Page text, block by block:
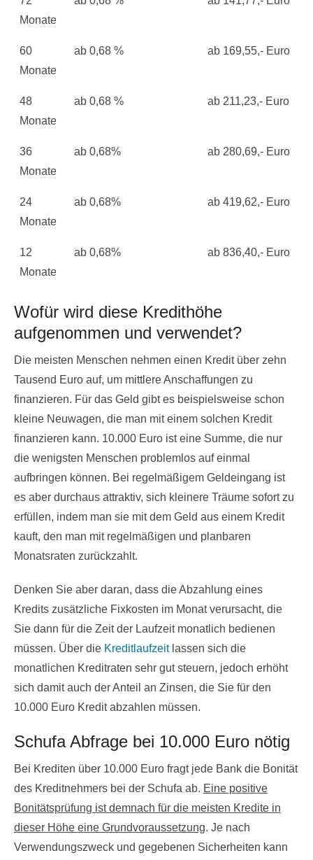
Monate
60
Monate
ab 0,68 % ab 169,55,- Euro
48
Monate
ab 0,68 % ab 211,23,- Euro
36
Monate
ab 0,68% ab 280,69,- Euro
24
Monate
ab 0,68% ab 419,62,- Euro
12
Monate
ab 0,68% ab 836,40,- Euro
Wofür wird diese Kredithöhe
aufgenommen und verwendet?
Die meisten Menschen nehmen einen Kredit über zehn
Tausend Euro auf, um mittlere Anschaffungen zu
finanzieren. Für das Geld gibt es beispielsweise schon
kleine Neuwagen, die man mit einem solchen Kredit
finanzieren kann. 10.000 Euro ist eine Summe, die nur
die wenigsten Menschen problemlos auf einmal
aufbringen können. Bei regelmäßigem Geldeingang ist
es aber durchaus attraktiv, sich kleinere Träume sofort zu
erfüllen, indem man sie mit dem Geld aus einem Kredit
kauft, den man mit regelmäßigen und planbaren
Monatsraten zurückzahlt.
Denken Sie aber daran, dass die Abzahlung eines
Kredits zusätzliche Fixkosten im Monat verursacht, die
Sie dann für die Zeit der Laufzeit monatlich bedienen
müssen. Über die Kreditlaufzeitlassen sich die
monatlichen Kreditraten sehr gut steuern, jedoch erhöht
sich damit auch der Anteil an Zinsen, die Sie für den
10.000 Euro Kredit abzahlen müssen.
Schufa Abfrage bei 10.000 Euro nötig
Bei Krediten über 10.000 Euro fragt jede Bank die Bonität
des Kreditnehmers bei der Schufa ab. Eine positive
Bonitätsprüfung ist demnach für die meisten Kredite in
dieser Höhe eine Grundvoraussetzung. Je nach
Verwendungszweck und gegebenen Sicherheiten kann